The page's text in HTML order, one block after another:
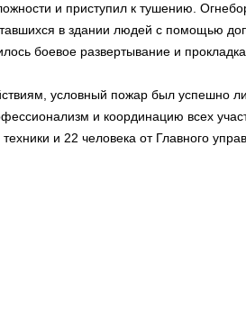
и приступил к тушению.
в здании людей с помощью
боевое развертывание и
условный пожар был успешно
и координацию всех
и 22 человека от Главного